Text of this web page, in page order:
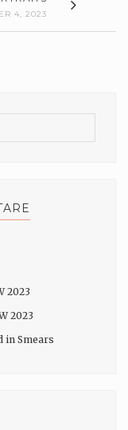
4, 2023
2023
2023
in Smears